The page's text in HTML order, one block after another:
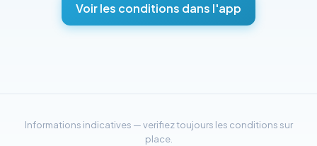
Voir les conditions dans l'app
Informations indicatives — verifiez toujours les conditions sur
place.